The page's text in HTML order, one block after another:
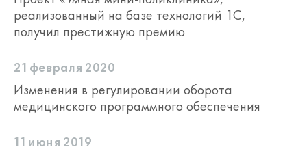
планов наблюдения
Контроль полноты проведения
мероприятий и правильности
документации
Вакцинация
Поддерживается процесс
реализованный на базе технологий 1С,
получил престижную премию
21 февраля 2020
Изменения в регулировании оборота
медицинского программного обеспечения
11 июня 2019